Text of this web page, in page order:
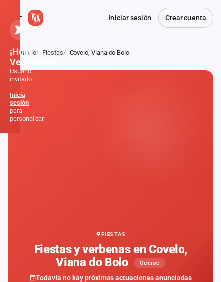
Iniciar sesión Crear cuenta
Atrás
Inicio Fiestas Covelo, Viana do Bolo
FIESTAS
Fiestas y verbenas en Covelo,
Viana do Bolo
Ourense
Todavía no hay próximas actuaciones anunciadas
¡Hola,
Verbener@!
Usuario
invitado
·
Inicia
sesión
para
personalizar
Componentes